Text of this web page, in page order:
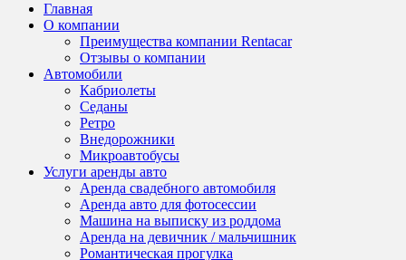
Главная
О компании
Преимущества компании Rentacar
Отзывы о компании
Автомобили
Кабриолеты
Седаны
Ретро
Внедорожники
Микроавтобусы
Услуги аренды авто
Аренда свадебного автомобиля
Аренда авто для фотосессии
Машина на выписку из роддома
Аренда на девичник / мальчишник
Романтическая прогулка